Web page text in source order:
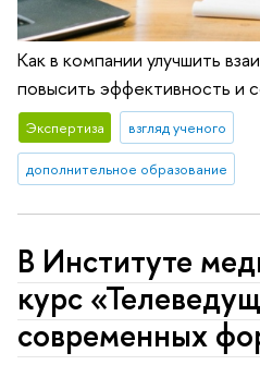
Как в компании улучшить
повысить эффективность и
Экспертиза взгляд ученого
дополнительное образование
В Институте
курс
современных